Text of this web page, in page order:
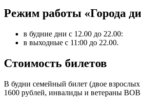
Режим работы «Города
в будние дни с 12.00 до 22.00:
в выходные с 11:00 до 22.00.
Стоимость билетов
В будни семейный билет (двое
1600 рублей, инвалиды и ветераны